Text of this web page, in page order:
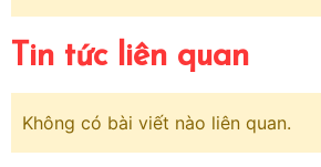
Tin tức liên quan
Không có bài viết nào liên quan.